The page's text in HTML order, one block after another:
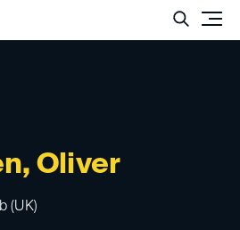
Oliver
(UK)